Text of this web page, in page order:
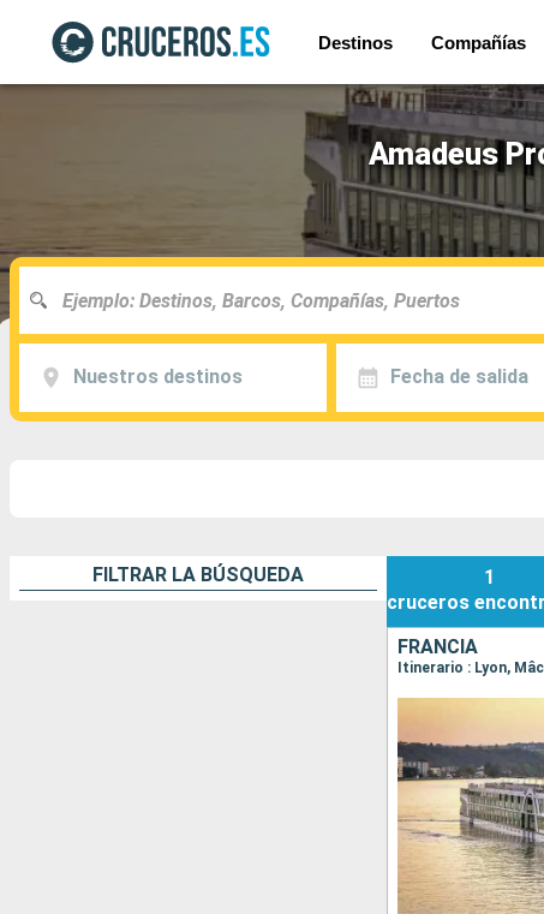
Destinos Compañías
Amadeus
Nuestros destinos Fecha de salida
FILTRAR LA BÚSQUEDA
1
cruceros
FRANCIA